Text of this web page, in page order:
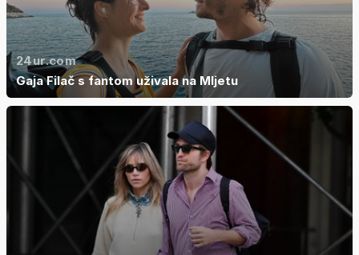
24ur.com
Gaja Filač s fantom uživala na Mljetu